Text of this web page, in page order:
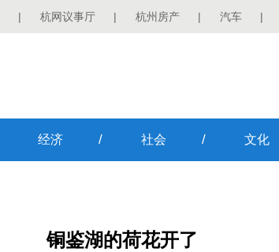
| 杭网议事厅 | 杭州房产 | 汽车 |
经济 / 社会 / 文化
铜鉴湖的荷花开了